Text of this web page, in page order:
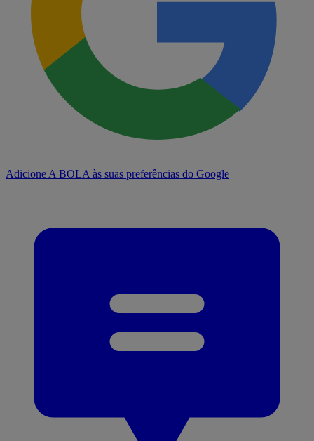
Adicione A BOLA às suas preferências do Google